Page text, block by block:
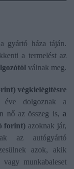
gyártó háza táján.
a termelést az
válnak meg.
végkielégítésre
éve dolgoznak a
nő az összeg is, a
forint) azoknak jár,
az autógyártó
azok, akik
munkabaleset